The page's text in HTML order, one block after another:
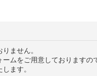
ません。
ムをご用意しておりますの
ます。